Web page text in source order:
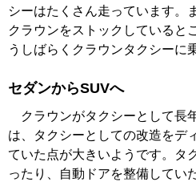
シーはたくさん走っています。
クラウンをストックしていると
うしばらくクラウンタクシーに
セダンからSUVへ
クラウンがタクシーとして長
は、タクシーとしての改造をデ
ていた点が大きいようです。タ
ったり、自動ドアを整備してい